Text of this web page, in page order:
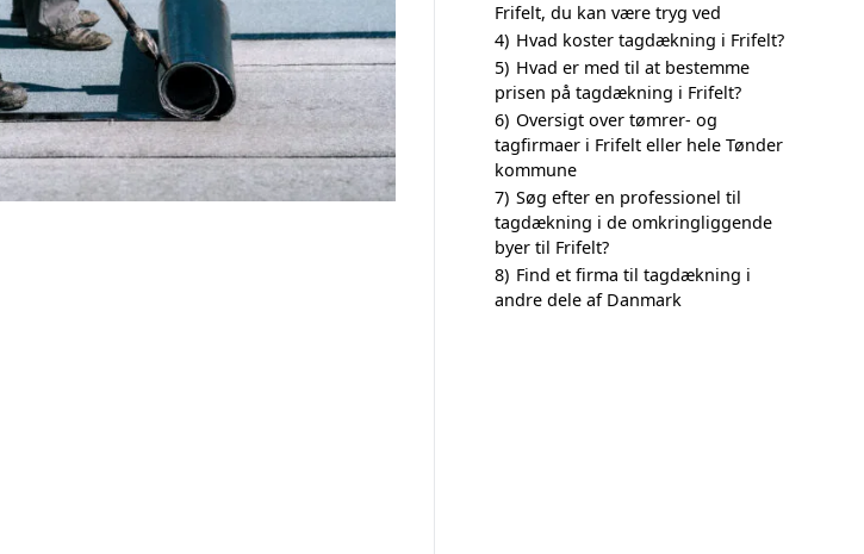
Frifelt, du kan være tryg ved
4) Hvad koster tagdækning i Frifelt?
5) Hvad er med til at bestemme
prisen på tagdækning i Frifelt?
6) Oversigt over tømrer- og
tagfirmaer i Frifelt eller hele Tønder
kommune
7) Søg efter en professionel til
tagdækning i de omkringliggende
byer til Frifelt?
8) Find et firma til tagdækning i
andre dele af Danmark